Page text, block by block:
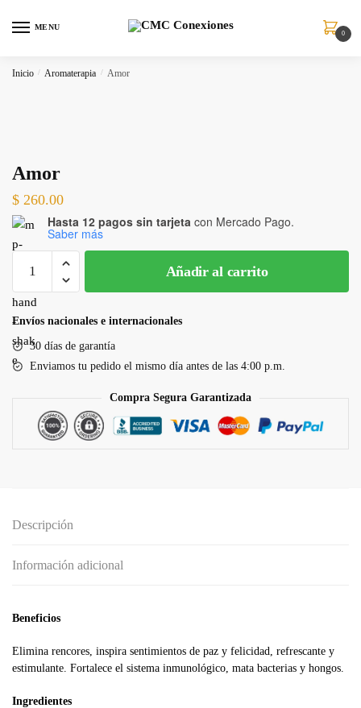
MENU
0
Inicio / Aromaterapia / Amor
Amor
$ 260.00
Hasta 12 pagos sin tarjeta con Mercado Pago.
Saber más
Añadir al carrito
Envíos nacionales e internacionales
30 días de garantía
Enviamos tu pedido el mismo día antes de las 4:00 p.m.
Compra Segura Garantizada
Descripción
Información adicional
Beneficios
Elimina rencores, inspira sentimientos de paz y felicidad, refrescante y
estimulante. Fortalece el sistema inmunológico, mata bacterias y hongos.
Ingredientes